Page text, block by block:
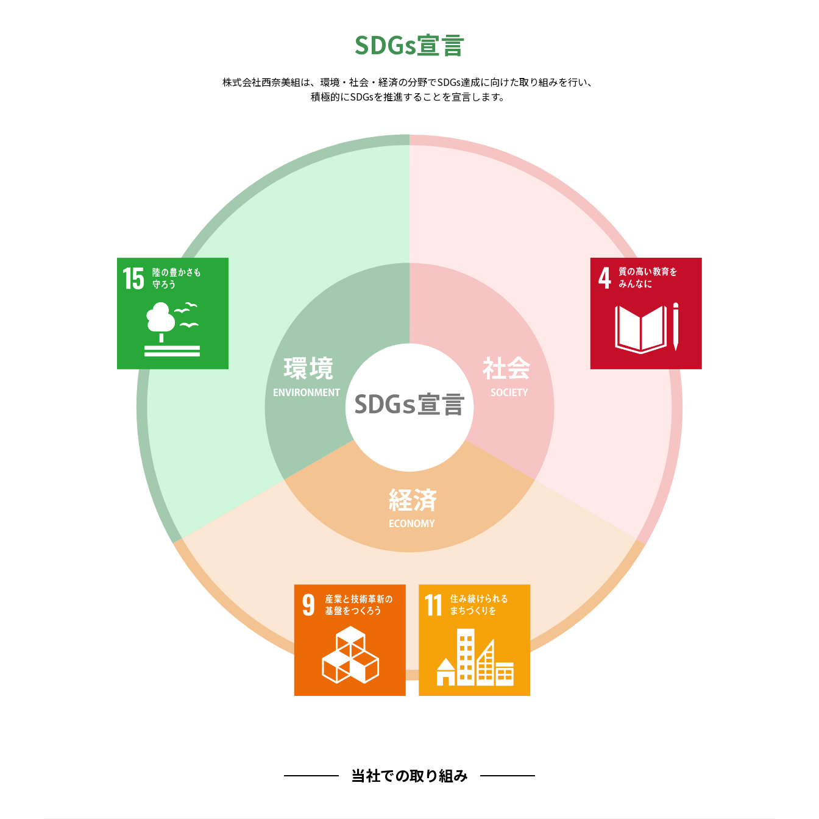
SDGs宣言
株式会社西奈美組は、環境・社会・経済の分野でSDGs達成に向けた取り組みを行い、
積極的にSDGsを推進することを宣言します。
当社での取り組み